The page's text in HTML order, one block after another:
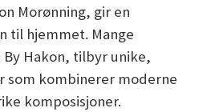
Morønning, gir en
til hjemmet. Mange
Hakon, tilbyr unike,
som kombinerer moderne
komposisjoner.